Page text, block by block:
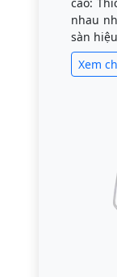
nhau
sàn
Xem